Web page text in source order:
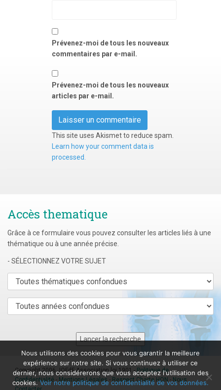
Prévenez-moi de tous les nouveaux
commentaires par e-mail.
Prévenez-moi de tous les nouveaux
articles par e-mail.
This site uses Akismet to reduce spam.
Learn how your comment data is
processed.
Accès thematique
Grâce à ce formulaire vous pouvez consulter les articles liés à une
thématique ou à une année précise.
- SÉLECTIONNEZ VOTRE SUJET
Nous utilisons des cookies pour vous garantir la meilleure
expérience sur notre site. Si vous continuez à utiliser ce
dernier, nous considérerons que vous acceptez l'utilisation des
cookies.Voir notre politique de confidentialité de vos données.
Copyright 2006 JOFdF Association loi 1901 -Politique de
Confidentialité - Mentions Légales - Respect Charte HON - Nous